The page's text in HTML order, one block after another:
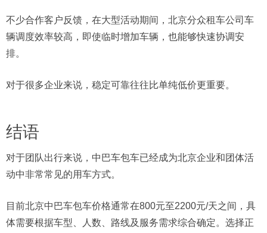
不少合作客户反馈，在大型活动期间，北京分众租车公司车
辆调度效率较高，即使临时增加车辆，也能够快速协调安
排。
对于很多企业来说，稳定可靠往往比单纯低价更重要。
结语
对于团队出行来说，中巴车包车已经成为北京企业和团体活
动中非常常见的用车方式。
目前北京中巴车包车价格通常在800元至2200元/天之间，具
体需要根据车型、人数、路线及服务需求综合确定。选择正